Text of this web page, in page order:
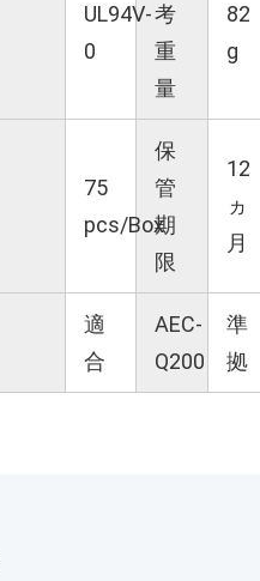
UL94V-
0
考
重
量
82
g
75
pcs/Box
保
管
期
限
12
ヵ
月
適
合
AEC-
Q200
準
拠